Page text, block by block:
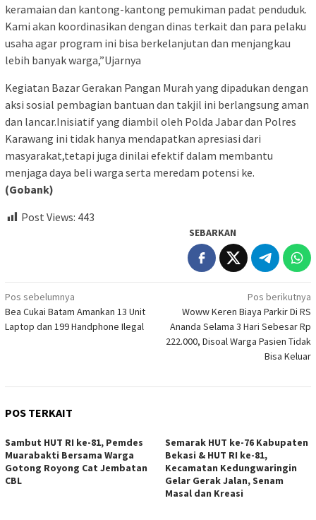
keramaian dan kantong-kantong pemukiman padat penduduk.
Kami akan koordinasikan dengan dinas terkait dan para pelaku
usaha agar program ini bisa berkelanjutan dan menjangkau
lebih banyak warga,”Ujarnya
Kegiatan Bazar Gerakan Pangan Murah yang dipadukan dengan
aksi sosial pembagian bantuan dan takjil ini berlangsung aman
dan lancar.Inisiatif yang diambil oleh Polda Jabar dan Polres
Karawang ini tidak hanya mendapatkan apresiasi dari
masyarakat,tetapi juga dinilai efektif dalam membantu
menjaga daya beli warga serta meredam potensi ke.
(Gobank)
Post Views: 443
SEBARKAN
Navigasi
pos
Pos sebelumnya
Bea Cukai Batam Amankan 13 Unit
Laptop dan 199 Handphone Ilegal
Pos berikutnya
Woww Keren Biaya Parkir Di RS
Ananda Selama 3 Hari Sebesar Rp
222.000, Disoal Warga Pasien Tidak
Bisa Keluar
POS TERKAIT
Sambut HUT RI ke-81, Pemdes
Muarabakti Bersama Warga
Gotong Royong Cat Jembatan
CBL
Semarak HUT ke-76 Kabupaten
Bekasi & HUT RI ke-81,
Kecamatan Kedungwaringin
Gelar Gerak Jalan, Senam
Masal dan Kreasi